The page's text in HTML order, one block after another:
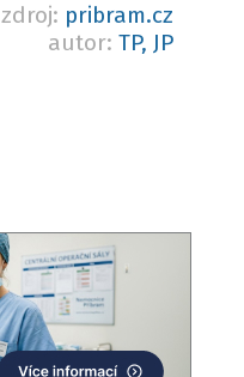
zdroj: pribram.cz
autor: TP, JP